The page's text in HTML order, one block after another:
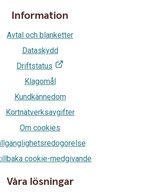
Information
Avtal och blanketter
Dataskydd
Driftstatus
Klagomål
Kundkännedom
Kortnätverksavgifter
Om cookies
cookie-medgivande
Våra lösningar